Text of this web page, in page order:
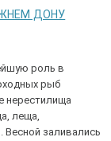
ДОНУ
роль в
рыб
нерестилища
леща,
Весной заливались